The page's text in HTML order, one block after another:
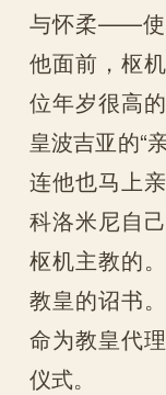
与怀柔——使
他面前，枢
位年岁很高
皇波吉亚的“
连他也马上
科洛米尼自
枢机主教的
教皇的诏书
命为教皇代
仪式。